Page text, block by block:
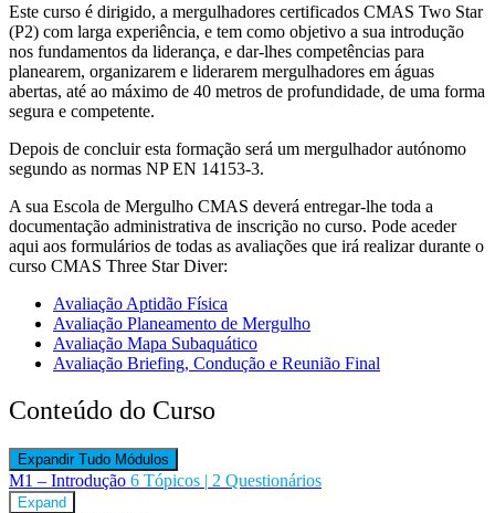
Este curso é dirigido, a mergulhadores certificados CMAS Two Star
(P2) com larga experiência, e tem como objetivo a sua introdução
nos fundamentos da liderança, e dar-lhes competências para
planearem, organizarem e liderarem mergulhadores em águas
abertas, até ao máximo de 40 metros de profundidade, de uma forma
segura e competente.
Depois de concluir esta formação será um mergulhador autónomo
segundo as normas NP EN 14153-3.
A sua Escola de Mergulho CMAS deverá entregar-lhe toda a
documentação administrativa de inscrição no curso. Pode aceder
aqui aos formulários de todas as avaliações que irá realizar durante o
curso CMAS Three Star Diver:
Avaliação Aptidão Física
Avaliação Planeamento de Mergulho
Avaliação Mapa Subaquático
Avaliação Briefing, Condução e Reunião Final
Conteúdo do Curso
Expandir Tudo Módulos
M1 – Introdução 6 Tópicos | 2 Questionários
Expand